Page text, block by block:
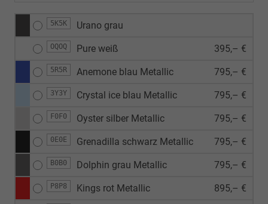
5K5K Urano grau
OQOQ Pure weiß 395,– €
5R5R Anemone blau Metallic 795,– €
3Y3Y Crystal ice blau Metallic 795,– €
F0F0 Oyster silber Metallic 795,– €
0E0E Grenadilla schwarz Metallic 795,– €
B0B0 Dolphin grau Metallic 795,– €
P8P8 Kings rot Metallic 895,– €